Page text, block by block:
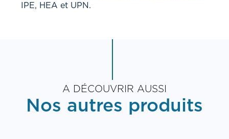
IPE, HEA et UPN.
A DÉCOUVRIR AUSSI
Nos autres produits